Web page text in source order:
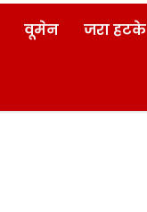
वूमेन जरा हटके